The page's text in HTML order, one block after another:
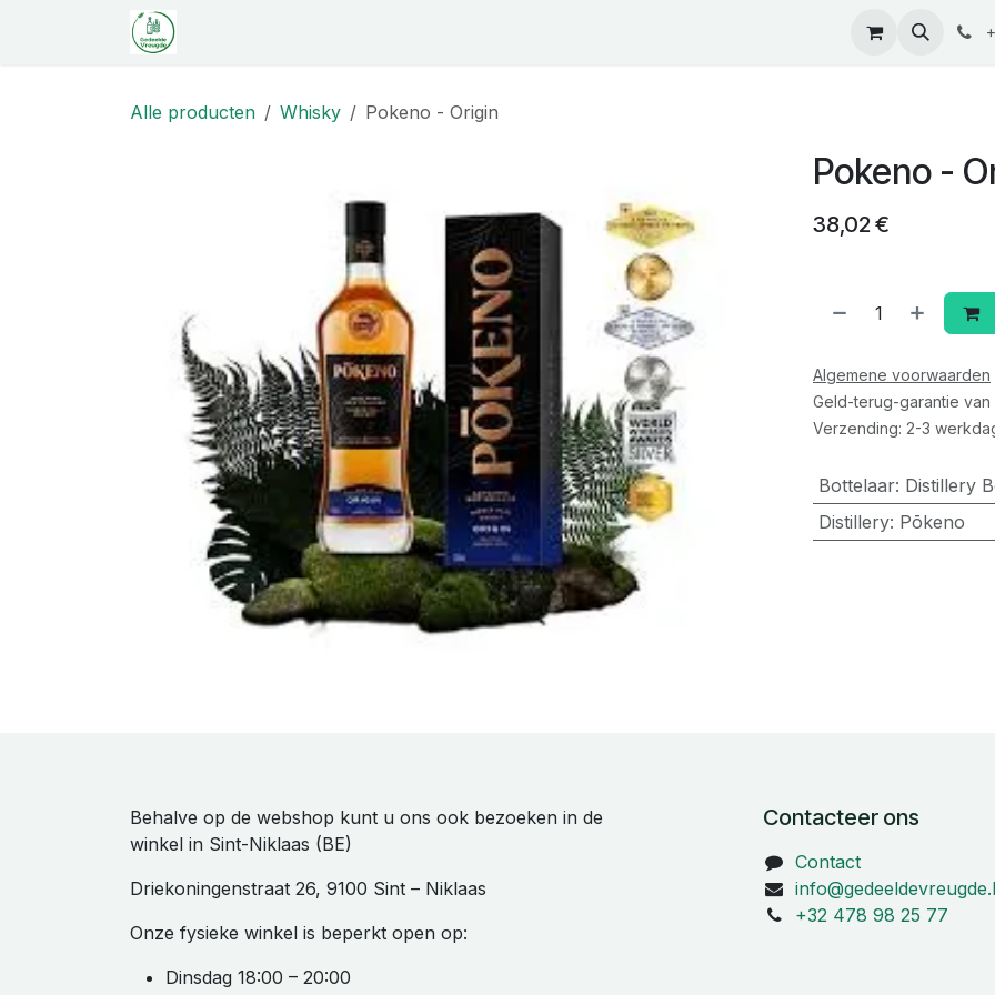
Overslaan naar inhoud
Alle producten Whisky Pokeno - Origin
Pokeno -
38,02€
Algemene voorwaarden
Geld-terug-garantie
Verzending: 2-3
Bottelaar: Distillery
Distillery: Pōkeno
Behalve op de webshop kunt u ons ook bezoeken in de
winkel in Sint-Niklaas (BE)
Driekoningenstraat 26, 9100 Sint – Niklaas
Onze fysieke winkel is beperkt open op:
Dinsdag 18:00 – 20:00
Contacteer ons
Contact
+32 478 98 25 77